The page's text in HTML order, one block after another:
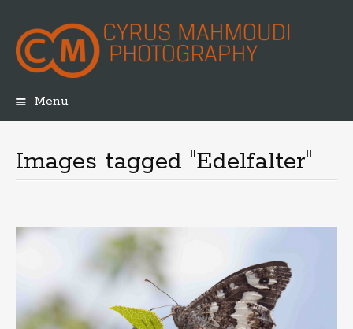
Menu
Images tagged "Edelfalter"